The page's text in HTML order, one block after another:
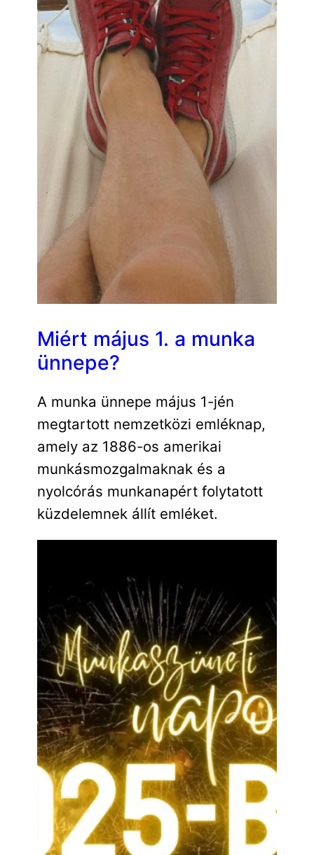
Miért május 1. a munka
ünnepe?
A munka ünnepe május 1-jén
megtartott nemzetközi emléknap,
amely az 1886-os amerikai
munkásmozgalmaknak és a
nyolcórás munkanapért folytatott
küzdelemnek állít emléket.